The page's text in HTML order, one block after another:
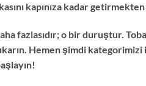
kapınıza kadar
fazlasıdır; o bir duruştur.
Hemen şimdi